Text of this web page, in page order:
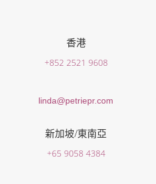
香港
+852 2521 9608
linda@petriepr.com
新加坡/東南亞
+65 9058 4384